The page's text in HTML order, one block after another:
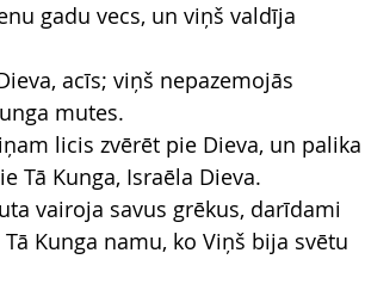
gadu vecs, un viņš valdīja
acīs; viņš nepazemojās
mutes.
licis zvērēt pie Dieva, un palika
Tā Kunga, Israēla Dieva.
vairoja savus grēkus, darīdami
Kunga namu, ko Viņš bija svētu